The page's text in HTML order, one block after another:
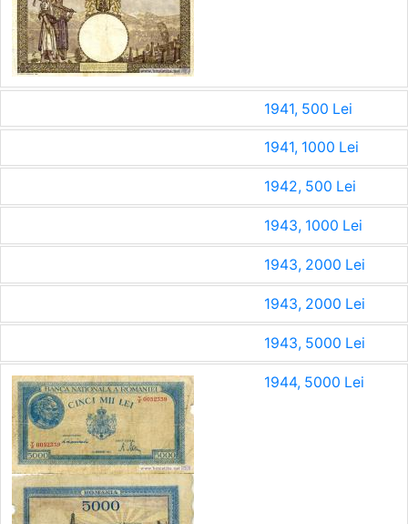
1941, 500 Lei
1941, 1000 Lei
1942, 500 Lei
1943, 1000 Lei
1943, 2000 Lei
1943, 2000 Lei
1943, 5000 Lei
1944, 5000 Lei